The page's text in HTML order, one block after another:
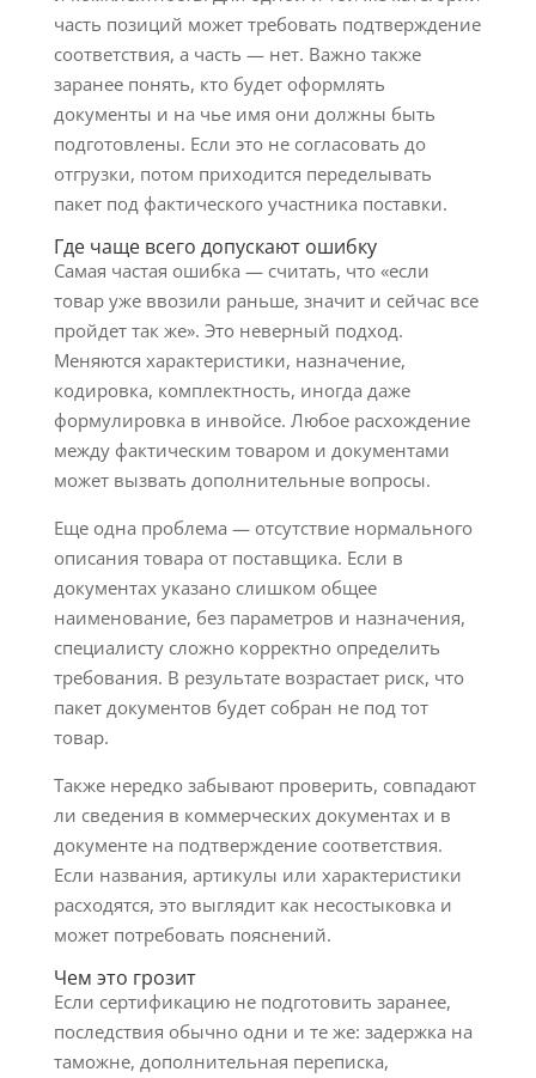
часть позиций может требовать подтверждение
соответствия, а часть — нет. Важно также
заранее понять, кто будет оформлять
документы и на чье имя они должны быть
подготовлены. Если это не согласовать до
отгрузки, потом приходится переделывать
пакет под фактического участника поставки.
Где чаще всего допускают ошибку
Самая частая ошибка — считать, что «если
товар уже ввозили раньше, значит и сейчас все
пройдет так же». Это неверный подход.
Меняются характеристики, назначение,
кодировка, комплектность, иногда даже
формулировка в инвойсе. Любое расхождение
между фактическим товаром и документами
может вызвать дополнительные вопросы.
Еще одна проблема — отсутствие нормального
описания товара от поставщика. Если в
документах указано слишком общее
наименование, без параметров и назначения,
специалисту сложно корректно определить
требования. В результате возрастает риск, что
пакет документов будет собран не под тот
товар.
Также нередко забывают проверить, совпадают
ли сведения в коммерческих документах и в
документе на подтверждение соответствия.
Если названия, артикулы или характеристики
расходятся, это выглядит как несостыковка и
может потребовать пояснений.
Чем это грозит
Если сертификацию не подготовить заранее,
последствия обычно одни и те же: задержка на
таможне, дополнительная переписка,